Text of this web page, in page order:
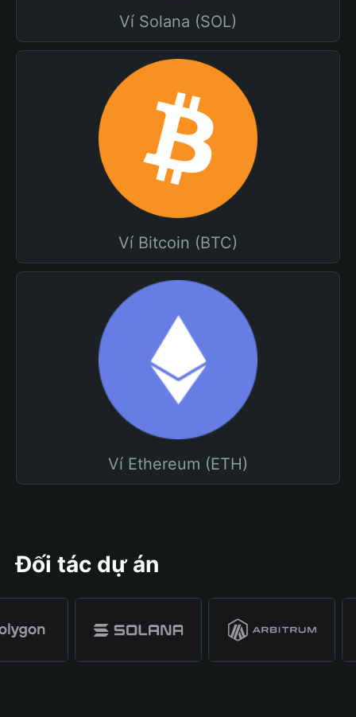
Ví Solana (SOL)
Ví Bitcoin (BTC)
Ví Ethereum (ETH)
Đối tác dự án